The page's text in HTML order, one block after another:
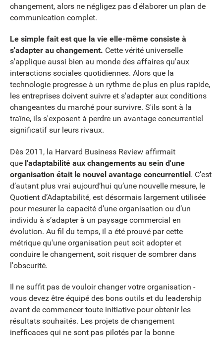
changement, alors ne négligez pas d'élaborer un plan de
communication complet.
Le simple fait est que la vie elle-même consiste à
s'adapter au changement. Cette vérité universelle
s'applique aussi bien au monde des affaires qu'aux
interactions sociales quotidiennes. Alors que la
technologie progresse à un rythme de plus en plus rapide,
les entreprises doivent suivre et s'adapter aux conditions
changeantes du marché pour survivre. S'ils sont à la
traîne, ils s'exposent à perdre un avantage concurrentiel
significatif sur leurs rivaux.
Dès 2011, la Harvard Business Review affirmait
que l'adaptabilité aux changements au sein d'une
organisation était le nouvel avantage concurrentiel. C’est
d’autant plus vrai aujourd’hui qu’une nouvelle mesure, le
Quotient d’Adaptabilité, est désormais largement utilisée
pour mesurer la capacité d’une organisation ou d’un
individu à s’adapter à un paysage commercial en
évolution. Au fil du temps, il a été prouvé par cette
métrique qu'une organisation peut soit adopter et
conduire le changement, soit risquer de sombrer dans
l'obscurité.
Il ne suffit pas de vouloir changer votre organisation -
vous devez être équipé des bons outils et du leadership
avant de commencer toute initiative pour obtenir les
résultats souhaités. Les projets de changement
inefficaces qui ne sont pas pilotés par la bonne